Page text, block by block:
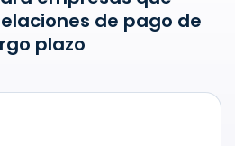
de pago de
plazo